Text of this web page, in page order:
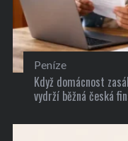
Peníze
Když domácnost
vydrží běžná česká